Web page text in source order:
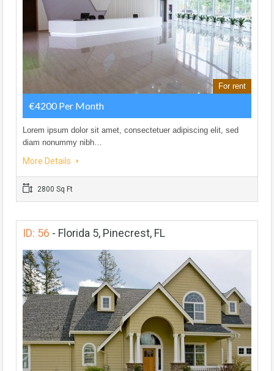
For rent
€4200 Per Month
Lorem ipsum dolor sit amet, consectetuer adipiscing elit, sed
diam nonummy nibh…
More Details
2800 Sq Ft
ID: 56 - Florida 5, Pinecrest, FL